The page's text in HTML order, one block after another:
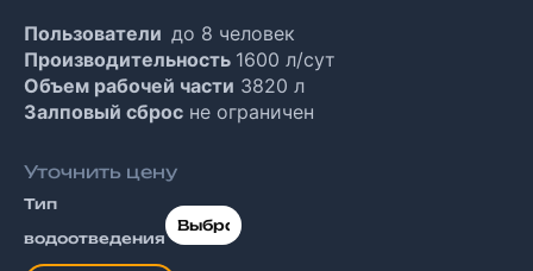
256
320 ₽
260
320 ₽
Пользователи до 8 человек
Производительность 1600 л/сут
Объем рабочей части 3820 л
Залповый сброс не ограничен
Уточнить цену
Тип
водоотведения